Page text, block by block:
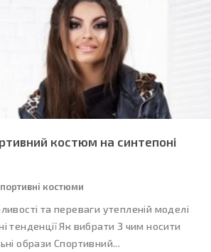
костюм на синтепоні
костюми
та переваги утепленій моделі
тенденції Як вибрати З чим носити
образи Спортивний...